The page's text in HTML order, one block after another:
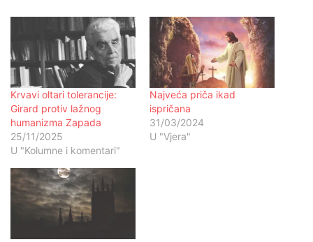
Krvavi oltari tolerancije:
Girard protiv lažnog
humanizma Zapada
25/11/2025
U "Kolumne i komentari"
Najveća priča ikad
ispričana
31/03/2024
U "Vjera"